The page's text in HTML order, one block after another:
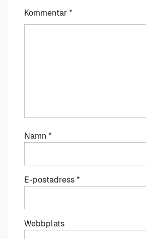
Kommentar *
Namn *
E-postadress *
Webbplats